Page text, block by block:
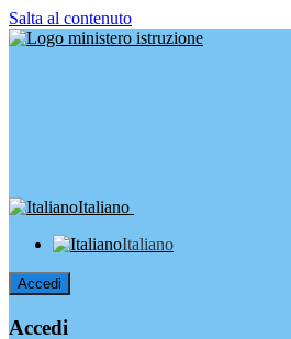
Salta al contenuto
Italiano
Italiano
Accedi
Accedi